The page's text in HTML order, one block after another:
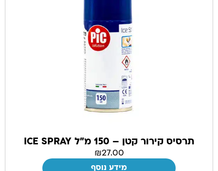
תרסיס קירור קטן – 150 מ”ל ICE SPRAY
₪27.00
מידע נוסף